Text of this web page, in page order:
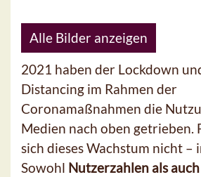
Alle Bilder anzeigen
2021 haben der Lockdown
Distancing im Rahmen der
Coronamaßnahmen die
Medien nach oben
sich dieses Wachstum nicht –
Sowohl Nutzerzahlen als auch